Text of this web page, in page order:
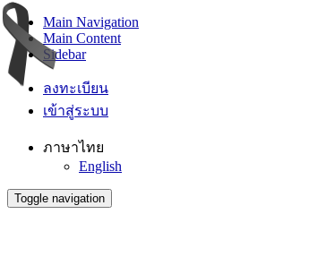
Main Navigation
Main Content
Sidebar
ลงทะเบียน
เข้าสู่ระบบ
ภาษาไทย
English
Toggle navigation